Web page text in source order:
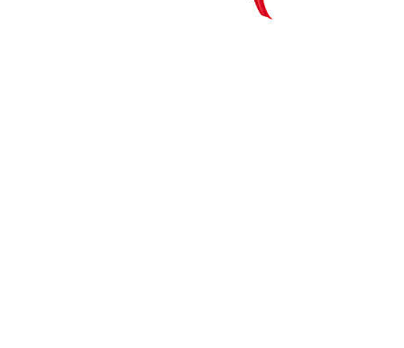
Vozinha, el arquero sensación de
cabo Verde, ya llegó para